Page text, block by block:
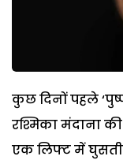
कुछ दिनों पहले
रश्मिका मंदाना
एक लिफ्ट में घुसती